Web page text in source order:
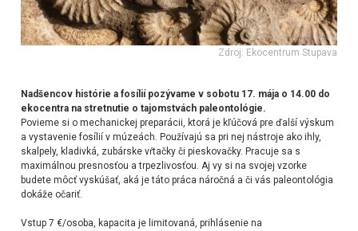
Zdroj: Ekocentrum Stupava
Nadšencov histórie a fosílií pozývame v sobotu 17. mája o 14.00 do
ekocentra na stretnutie o tajomstvách paleontológie.
Povieme si o mechanickej preparácii, ktorá je kľúčová pre ďalší výskum
a vystavenie fosílií v múzeách. Používajú sa pri nej nástroje ako ihly,
skalpely, kladivká, zubárske vŕtačky či pieskovačky. Pracuje sa s
maximálnou presnosťou a trpezlivosťou. Aj vy si na svojej vzorke
budete môcť vyskúšať, aká je táto práca náročná a či vás paleontológia
dokáže očariť.
Vstup 7 €/osoba, kapacita je limitovaná, prihlásenie na